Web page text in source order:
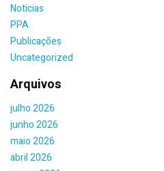
Noticias
PPA
Publicações
Uncategorized
Arquivos
julho 2026
junho 2026
maio 2026
abril 2026